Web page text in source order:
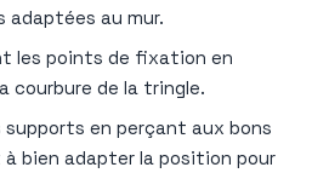
adaptées au mur.
les points de fixation en
courbure de la tringle.
supports en perçant aux bons
bien adapter la position pour